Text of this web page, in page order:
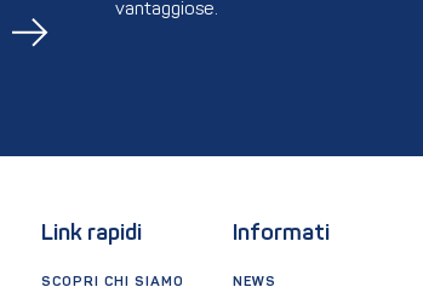
vantaggiose.
Link rapidi
SCOPRI CHI SIAMO
Informati
NEWS